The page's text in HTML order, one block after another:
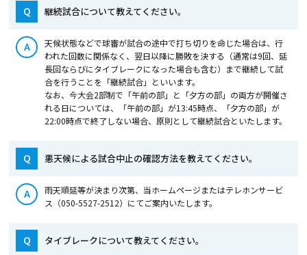
Q 継続試合について教えてください。
A
天候状態などで球審が試合の途中で打ち切りを命じた場合は、行
われた回数に関係なく、翌日以降に勝敗を決する（通常は9回、延
長回ならびにタイブレークになった場合も含む）まで継続して試
合を行うことを「継続試合」といいます。
なお、今大会2部制で「午前の部」と「夕方の部」の両方が開催さ
れる日については、「午前の部」が13:45時点、「夕方の部」が
22:00時点で終了しない場合、原則として継続試合といたします。
Q 悪天候による試合中止の確認方法を教えてください。
A
雨天順延等が決まり次第、当ホームページまたはテレホンサービ
ス（050-5527-2512）にてご案内いたします。
Q タイブレークについて教えてください。